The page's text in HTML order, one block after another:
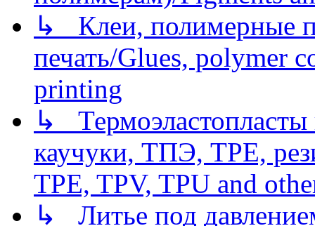
↳ Клеи, полимерные
печать/Glues, polymer
printing
↳
каучуки, ТПЭ, TPE,
TPE, TPV, TPU and
↳ Литье под